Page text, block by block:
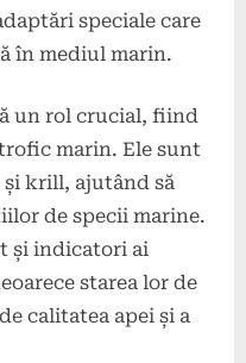
speciale care
în mediul marin.
un rol crucial, fiind
marin. Ele sunt
krill, ajutând să
de specii marine.
și indicatori ai
starea lor de
calitatea apei și a